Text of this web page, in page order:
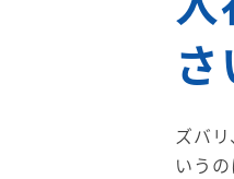
ズバ
いう